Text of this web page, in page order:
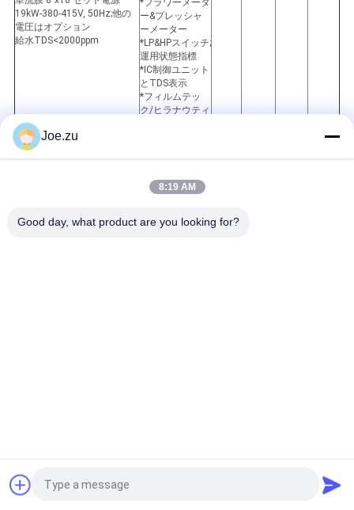
19kW-380-415V, 50Hz;他の
電圧はオプション
給水TDS<2000ppm
ー&プレッシャ
ーメーター
*LP&HPスイッチ;
運用状態指標
*IC制御ユニット
とTDS表示
*フィルムテッ
ク/ヒラナウティ
リバースオスモース水処理プ
19kW-380-415V, 50Hz;他の
SS304 タンク
*フラワーメータ
ー&プレッシャ
Joe.zu
8:19 AM
Good day, what product are you looking for?